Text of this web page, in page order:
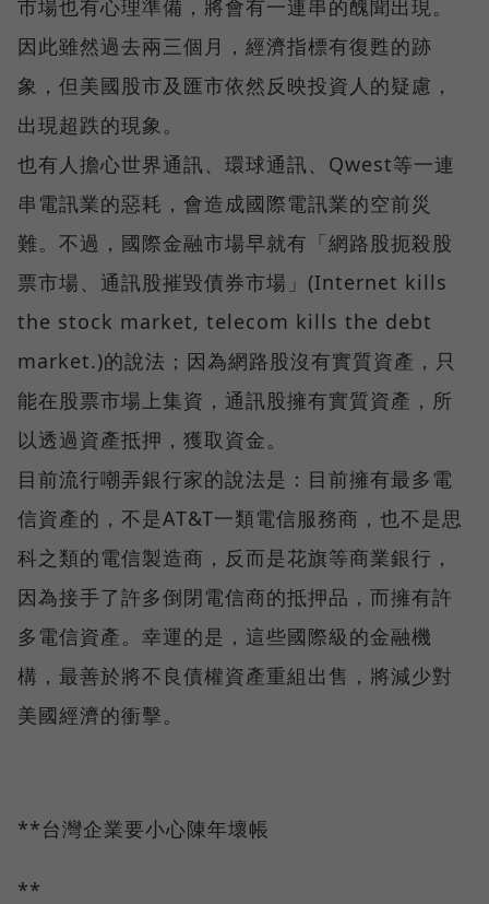
市場也有心理準備，將會有一連串的醜聞出現。
因此雖然過去兩三個月，經濟指標有復甦的跡
象，但美國股市及匯市依然反映投資人的疑慮，
出現超跌的現象。
也有人擔心世界通訊、環球通訊、Qwest等一連
串電訊業的惡耗，會造成國際電訊業的空前災
難。不過，國際金融市場早就有「網路股扼殺股
票市場、通訊股摧毀債券市場」(Internet kills
the stock market, telecom kills the debt
market.)的說法；因為網路股沒有實質資產，只
能在股票市場上集資，通訊股擁有實質資產，所
以透過資產抵押，獲取資金。
目前流行嘲弄銀行家的說法是：目前擁有最多電
信資產的，不是AT&T一類電信服務商，也不是思
科之類的電信製造商，反而是花旗等商業銀行，
因為接手了許多倒閉電信商的抵押品，而擁有許
多電信資產。幸運的是，這些國際級的金融機
構，最善於將不良債權資產重組出售，將減少對
美國經濟的衝擊。
**台灣企業要小心陳年壞帳
**